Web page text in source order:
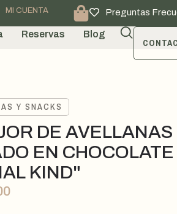
MI CUENTA Preguntas
Reservas Blog
Y SNACKS
DE AVELLANAS
EN CHOCOLATE
KIND"